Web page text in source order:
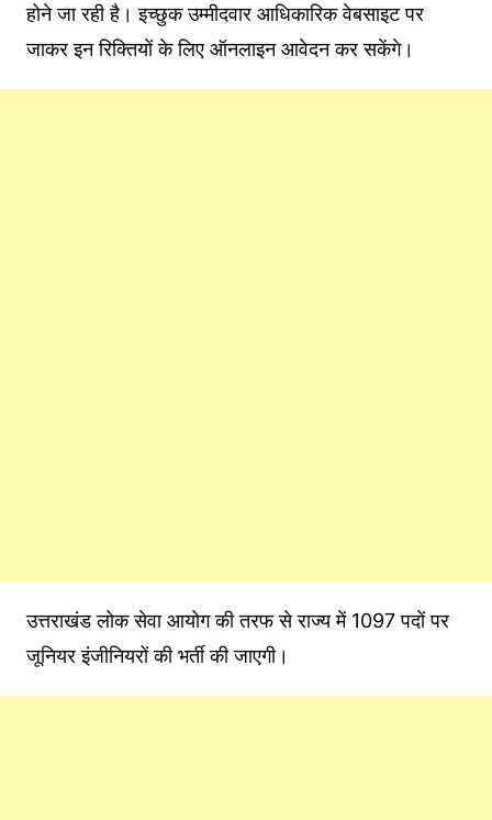
होने जा रही है। इच्छुक उम्मीदवार आधिकारिक वेबसाइट पर
जाकर इन रिक्तियों के लिए ऑनलाइन आवेदन कर सकेंगे।
उत्तराखंड लोक सेवा आयोग की तरफ से राज्य में 1097 पदों पर
जूनियर इंजीनियरों की भर्ती की जाएगी।